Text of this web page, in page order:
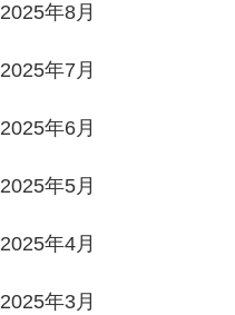
2025年8月
2025年7月
2025年6月
2025年5月
2025年4月
2025年3月